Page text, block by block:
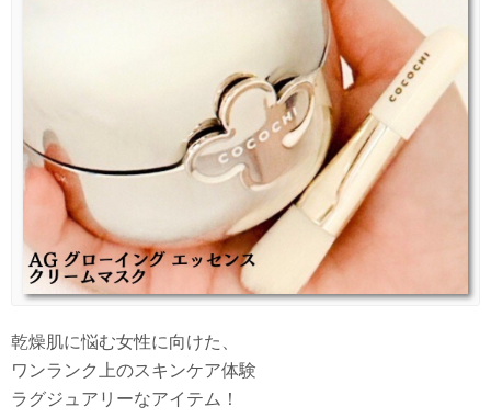
乾燥肌に悩む女性に向けた、
ワンランク上のスキンケア体験
ラグジュアリーなアイテム！